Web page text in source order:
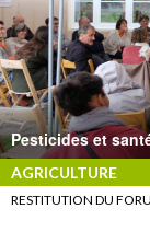
Pesticides et
AGRICULTURE
RESTITUTION DU